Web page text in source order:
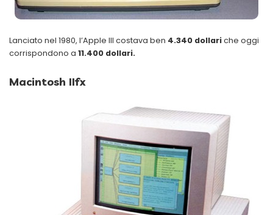
Lanciato nel 1980, l’Apple III costava ben 4.340 dollariche oggi
corrispondono a 11.400 dollari.
Macintosh IIfx